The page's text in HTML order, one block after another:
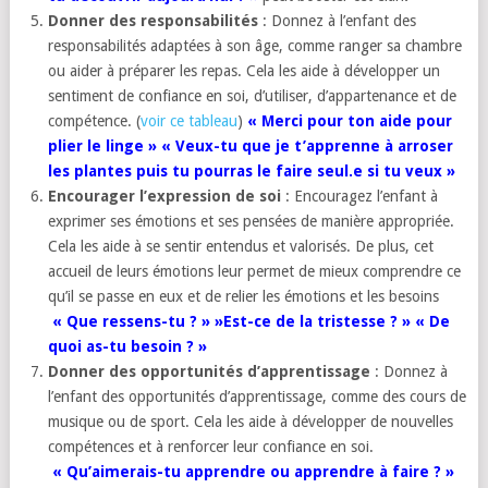
Donner des responsabilités : Donnez à l’enfant des
responsabilités adaptées à son âge, comme ranger sa chambre
ou aider à préparer les repas. Cela les aide à développer un
sentiment de confiance en soi, d’utiliser, d’appartenance et de
compétence. (voir ce tableau) « Merci pour ton aide pour
plier le linge » « Veux-tu que je t’apprenne à arroser
les plantes puis tu pourras le faire seul.e si tu veux »
Encourager l’expression de soi : Encouragez l’enfant à
exprimer ses émotions et ses pensées de manière appropriée.
Cela les aide à se sentir entendus et valorisés. De plus, cet
accueil de leurs émotions leur permet de mieux comprendre ce
qu’il se passe en eux et de relier les émotions et les besoins
« Que ressens-tu ? » »Est-ce de la tristesse ? » « De
quoi as-tu besoin ? »
Donner des opportunités d’apprentissage : Donnez à
l’enfant des opportunités d’apprentissage, comme des cours de
musique ou de sport. Cela les aide à développer de nouvelles
compétences et à renforcer leur confiance en soi.
« Qu’aimerais-tu apprendre ou apprendre à faire ? »